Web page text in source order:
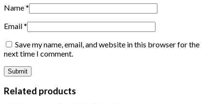
Name*
Email*
Save my name, email, and website in this browser for the
next time I comment.
Related products